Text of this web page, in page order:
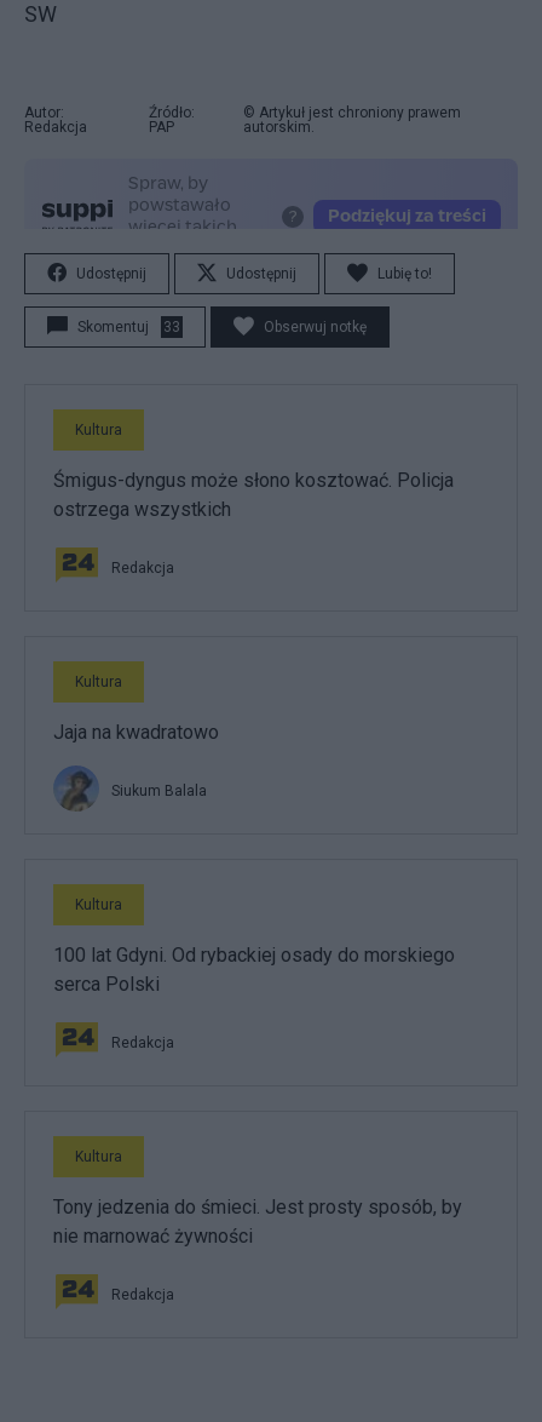
SW
Autor:
Redakcja
Źródło:
PAP
© Artykuł jest chroniony prawem
autorskim.
Udostępnij Udostępnij Lubię to!
Skomentuj 33 Obserwuj notkę
Kultura
Śmigus-dyngus może słono kosztować. Policja
ostrzega wszystkich
Redakcja
Kultura
Jaja na kwadratowo
Siukum Balala
Kultura
100 lat Gdyni. Od rybackiej osady do morskiego
serca Polski
Redakcja
Kultura
Tony jedzenia do śmieci. Jest prosty sposób, by
nie marnować żywności
Redakcja